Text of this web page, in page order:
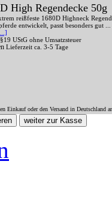
High Regendecke 50g
reißfeste 1680D Highneck
entwickelt, passt besonders gut ...
UStG ohne Umsatzsteuer
Lieferzeit ca. 3-5 Tage
Einkauf oder den Versand in Deutschland